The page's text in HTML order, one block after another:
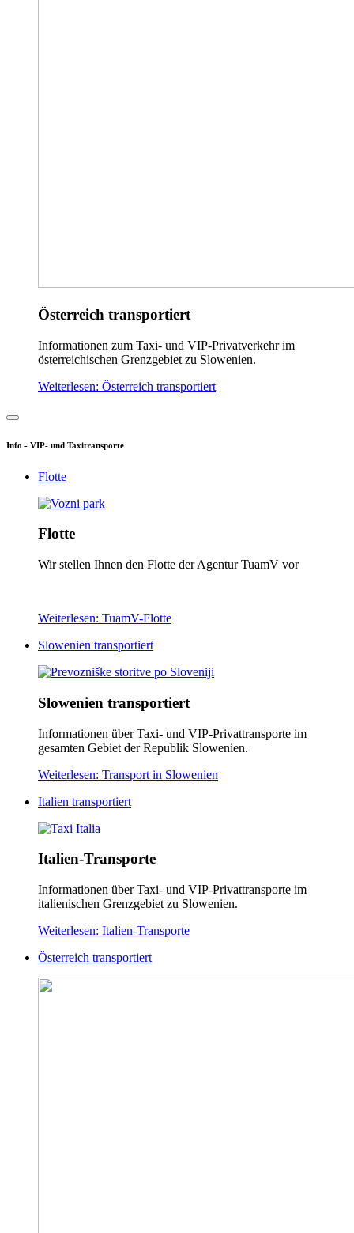
Österreich transportiert
Informationen zum Taxi- und VIP-Privatverkehr im
österreichischen Grenzgebiet zu Slowenien.
Weiterlesen: Österreich transportiert
Info - VIP- und Taxitransporte
Flotte
Flotte
Wir stellen Ihnen den Flotte der Agentur TuamV vor
Weiterlesen: TuamV-Flotte
Slowenien transportiert
Slowenien transportiert
Informationen über Taxi- und VIP-Privattransporte im
gesamten Gebiet der Republik Slowenien.
Weiterlesen: Transport in Slowenien
Italien transportiert
Italien-Transporte
Informationen über Taxi- und VIP-Privattransporte im
italienischen Grenzgebiet zu Slowenien.
Weiterlesen: Italien-Transporte
Österreich transportiert